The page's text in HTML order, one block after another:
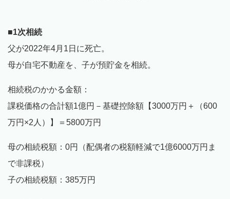
■1次相続
父が2022年4月1日に死亡。
母が自宅不動産を、子が預貯金を相続。
相続税のかかる金額：
課税価格の合計額1億円－基礎控除額【3000万円＋（600
万円×2人）】＝5800万円
母の相続税額：0円（配偶者の税額軽減で1億6000万円ま
で非課税）
子の相続税額：385万円